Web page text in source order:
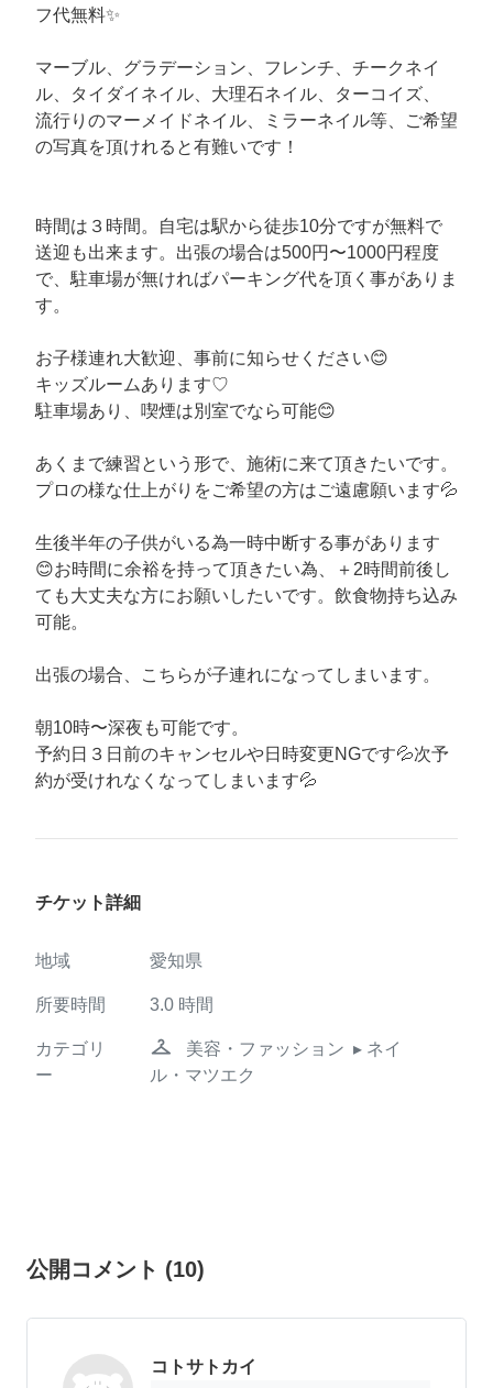
フ代無料✨
マーブル、グラデーション、フレンチ、チークネイ
ル、タイダイネイル、大理石ネイル、ターコイズ、
流行りのマーメイドネイル、ミラーネイル等、ご希望
の写真を頂けれると有難いです！
時間は３時間。自宅は駅から徒歩10分ですが無料で
送迎も出来ます。出張の場合は500円〜1000円程度
で、駐車場が無ければパーキング代を頂く事がありま
す。
お子様連れ大歓迎、事前に知らせください😊
キッズルームあります♡
駐車場あり、喫煙は別室でなら可能😊
あくまで練習という形で、施術に来て頂きたいです。
プロの様な仕上がりをご希望の方はご遠慮願います💦
生後半年の子供がいる為一時中断する事があります
😊お時間に余裕を持って頂きたい為、＋2時間前後し
ても大丈夫な方にお願いしたいです。飲食物持ち込み
可能。
出張の場合、こちらが子連れになってしまいます。
朝10時〜深夜も可能です。
予約日３日前のキャンセルや日時変更NGです💦次予
約が受けれなくなってしまいます💦
チケット詳細
地域 愛知県
所要時間 3.0 時間
カテゴリ
ー
checkroom 美容・ファッション ▸ ネイ
ル・マツエク
公開コメント (10)
コトサトカイ